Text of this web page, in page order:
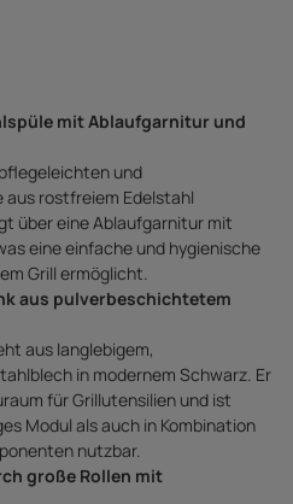
mit Ablaufgarnitur und
und
rostfreiem Edelstahl
über eine Ablaufgarnitur mit
eine einfache und hygienische
Grill ermöglicht.
aus pulverbeschichtetem
aus langlebigem,
in modernem Schwarz. Er
für Grillutensilien und ist
Modul als auch in Kombination
nutzbar.
große Rollen mit